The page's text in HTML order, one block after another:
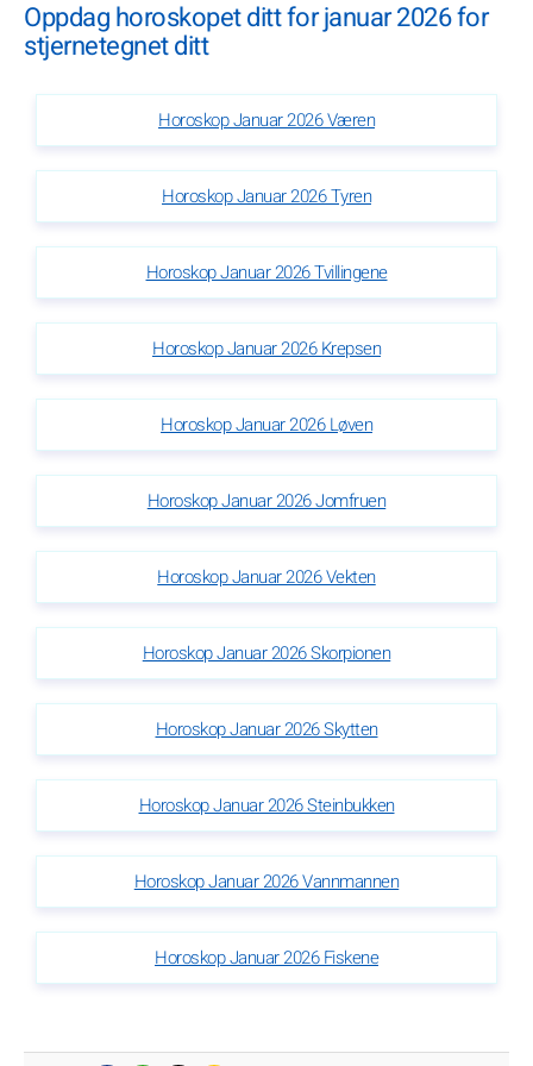
Oppdag horoskopet ditt for januar 2026 for
stjernetegnet ditt
Horoskop Januar 2026 Væren
Horoskop Januar 2026 Tyren
Horoskop Januar 2026 Tvillingene
Horoskop Januar 2026 Krepsen
Horoskop Januar 2026 Løven
Horoskop Januar 2026 Jomfruen
Horoskop Januar 2026 Vekten
Horoskop Januar 2026 Skorpionen
Horoskop Januar 2026 Skytten
Horoskop Januar 2026 Steinbukken
Horoskop Januar 2026 Vannmannen
Horoskop Januar 2026 Fiskene